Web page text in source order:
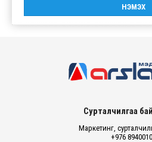
Сурталчилгаа
Маркетинг,
+976